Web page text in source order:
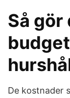
Så gör
De kostnader